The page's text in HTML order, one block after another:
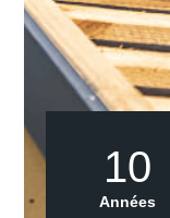
10
Années